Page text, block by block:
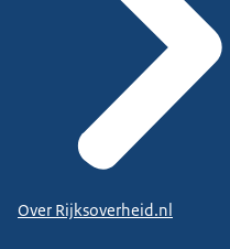
Over Rijksoverheid.nl